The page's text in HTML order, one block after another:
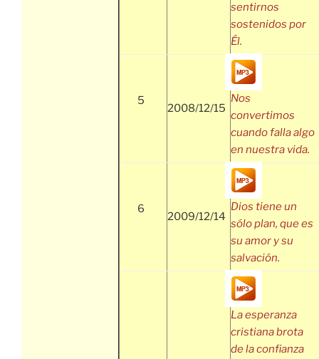
sentirnos
sostenidos por
Él.
5
2008/12/15
Nos
convertimos
cuando falla algo
en nuestra vida.
6
2009/12/14
Dios tiene un
sólo plan, que es
su amor y su
salvación.
La esperanza
cristiana brota
de la confianza